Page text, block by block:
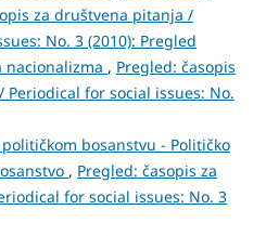
za društvena pitanja /
No. 3 (2010): Pregled
nacionalizma , Pregled: časopis
for social issues: No.
bosanstvu - Političko
, Pregled: časopis za
for social issues: No. 3